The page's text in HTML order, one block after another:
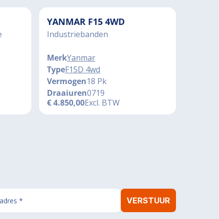
YANMAR F15 4WD
Industriebanden
MerkYanmar
TypeF15D 4wd
Vermogen18 Pk
Draaiuren0719
€4.850,00Excl. BTW